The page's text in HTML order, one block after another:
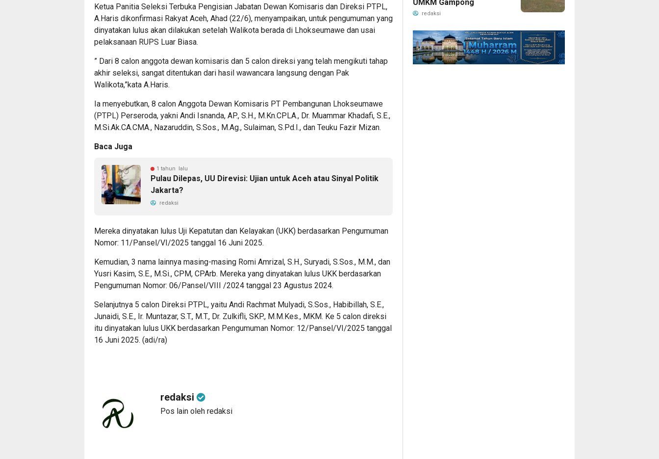
Ketua Panitia Seleksi Terbuka Pengisian Jabatan Dewan Komisaris dan Direksi PTPL,
A.Haris dikonfirmasi Rakyat Aceh, Ahad (22/6), menyampaikan, untuk pengumuman yang
dinyatakan lulus akan dilakukan setelah Walikota berada di Lhokseumawe dan usai
pelaksanaan RUPS Luar Biasa.
” Dari 8 calon anggota dewan komisaris dan 5 calon direksi yang telah mengikuti tahap
akhir seleksi, sangat ditentukan dari hasil wawancara langsung dengan Pak
Walikota,”kata A.Haris.
Ia menyebutkan, 8 calon Anggota Dewan Komisaris PT Pembangunan Lhokseumawe
(PTPL) Perseroda, yakni Andi Isnanda, AP., S.H., M.Kn.CPLA., Dr. Muammar Khadafi, S.E.,
M.Si.Ak.CA.CMA., Nazaruddin, S.Sos., M.Ag., Sulaiman, S.Pd.I., dan Teuku Fazir Mizan.
Baca Juga
1 tahun lalu
Pulau Dilepas, UU Direvisi: Ujian untuk Aceh atau Sinyal Politik
Jakarta?
redaksi
Mereka dinyatakan lulus Uji Kepatutan dan Kelayakan (UKK) berdasarkan Pengumuman
Nomor: 11/Pansel/VI/2025 tanggal 16 Juni 2025.
Kemudian, 3 nama lainnya masing-masing Romi Amrizal, S.H., Suryadi, S.Sos., M.M., dan
Yusri Kasim, S.E., M.Si., CPM, CPArb. Mereka yang dinyatakan lulus UKK berdasarkan
Pengumuman Nomor: 06/Pansel/VIII /2024 tanggal 23 Agustus 2024.
Selanjutnya 5 calon Direksi PTPL, yaitu Andi Rachmat Mulyadi, S.Sos., Habibillah, S.E.,
Junaidi, S.E., Ir. Muntazar, S.T., M.T., Dr. Zulkifli, SKP., M.M.Kes., MKM. Ke 5 calon direksi
itu dinyatakan lulus UKK berdasarkan Pengumuman Nomor: 12/Pansel/VI/2025 tanggal
16 Juni 2025. (adi/ra)
redaksi
Pos lain oleh redaksi
UMKM Gampong
redaksi